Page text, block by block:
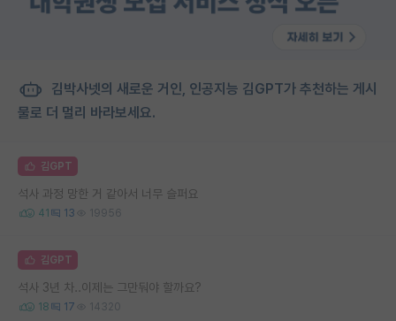
김박사넷의 새로운 거인, 인공지능 김GPT가 추천하는 게시
물로 더 멀리 바라보세요.
김GPT
석사 과정 망한 거 같아서 너무 슬퍼요
41 13 19956
김GPT
석사 3년 차..이제는 그만둬야 할까요?
18 17 14320